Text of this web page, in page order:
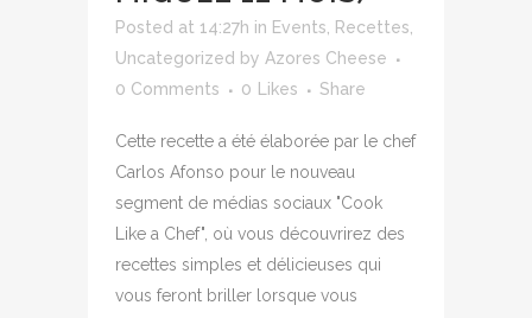
Posted at 14:27h in Events, Recettes,
Uncategorized by Azores Cheese
0 Comments
0 Likes Share
Cette recette a été élaborée par le chef
Carlos Afonso pour le nouveau
segment de médias sociaux "Cook
Like a Chef", où vous découvrirez des
recettes simples et délicieuses qui
vous feront briller lorsque vous